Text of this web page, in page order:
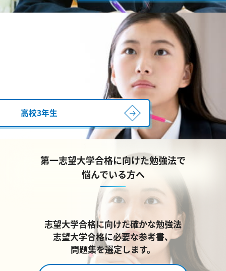
高校3年生
第一志望大学合格に向けた勉強法で
悩んでいる方へ
志望大学合格に向けた確かな勉強法
志望大学合格に必要な参考書、
問題集を選定します。